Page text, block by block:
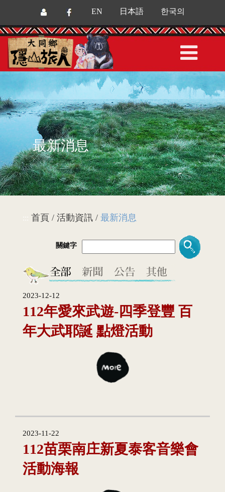
EN 日本語 한국의
最新消息
首頁 / 活動資訊 / 最新消息
關鍵字
2023-12-12
112年愛來武遊-四季登豐 百
年大武耶誕 點燈活動
2023-11-22
112苗栗南庄新夏泰客音樂會
活動海報